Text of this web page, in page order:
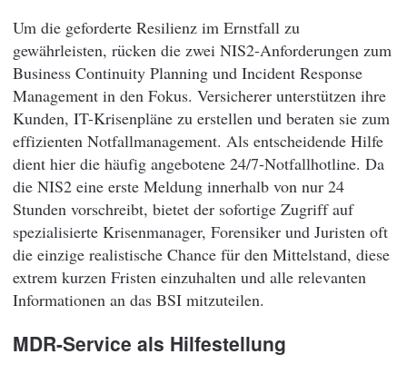
Um die geforderte Resilienz im Ernstfall zu
gewährleisten, rücken die zwei NIS2-Anforderungen zum
Business Continuity Planning und Incident Response
Management in den Fokus. Versicherer unterstützen ihre
Kunden, IT-Krisenpläne zu erstellen und beraten sie zum
effizienten Notfallmanagement. Als entscheidende Hilfe
dient hier die häufig angebotene 24/7-Notfallhotline. Da
die NIS2 eine erste Meldung innerhalb von nur 24
Stunden vorschreibt, bietet der sofortige Zugriff auf
spezialisierte Krisenmanager, Forensiker und Juristen oft
die einzige realistische Chance für den Mittelstand, diese
extrem kurzen Fristen einzuhalten und alle relevanten
Informationen an das BSI mitzuteilen.
MDR-Service als Hilfestellung